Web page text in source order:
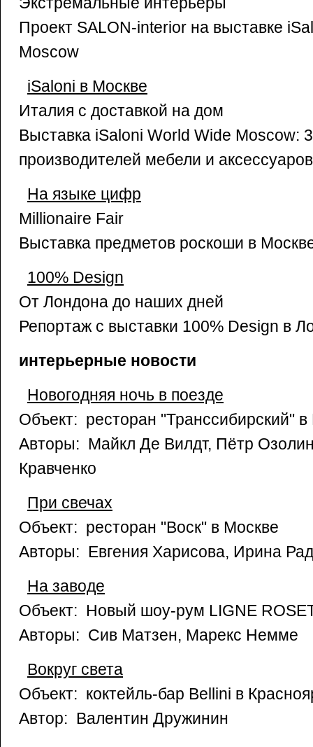
Проект SALON-interior на выставке
Moscow
iSaloni в Москве
Италия с доставкой на дом
Выставка iSaloni World Wide Moscow:
производителей мебели и аксессуаров
На языке цифр
Millionaire Fair
Выставка предметов роскоши в
100% Design
От Лондона до наших дней
Репортаж с выставки 100% Design в
интерьерные новости
Новогодняя ночь в поезде
Объект: ресторан "Транссибирский" в
Авторы: Майкл Де Вилдт, Пётр
Кравченко
При свечах
Объект: ресторан "Воск" в Москве
Авторы: Евгения Харисова, Ирина
На заводе
Объект: Новый шоу-рум LIGNE
Авторы: Сив Матзен, Марекс Немме
Вокруг света
Объект: коктейль-бар Bellini в
Автор: Валентин Дружинин